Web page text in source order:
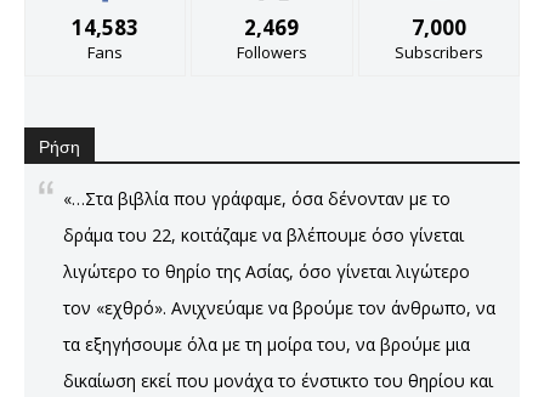
14,583
Fans
2,469
Followers
7,000
Subscribers
Ρήση
«…Στα βιβλία που γράφαμε, όσα δένονταν με το
δράμα του 22, κοιτάζαμε να βλέπουμε όσο γίνεται
λιγώτερο το θηρίο της Ασίας, όσο γίνεται λιγώτερο
τον «εχθρό». Ανιχνεύαμε να βρούμε τον άνθρωπο, να
τα εξηγήσουμε όλα με τη μοίρα του, να βρούμε μια
δικαίωση εκεί που μονάχα το ένστικτο του θηρίου και